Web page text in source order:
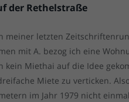
der Rethelstraße
meiner letzten
mit A. bezog ich eine
kein Miethai auf die Idee
Miete zu verticken.
im Jahr 1979 nicht